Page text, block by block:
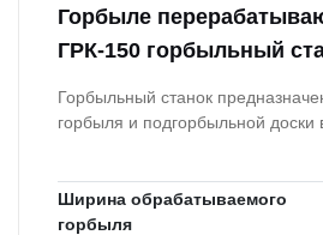
Горбыле
ГРК-150 горбыльный
Горбыльный станок
горбыля и подгорбыльной доски
Ширина обрабатываемого
горбыля